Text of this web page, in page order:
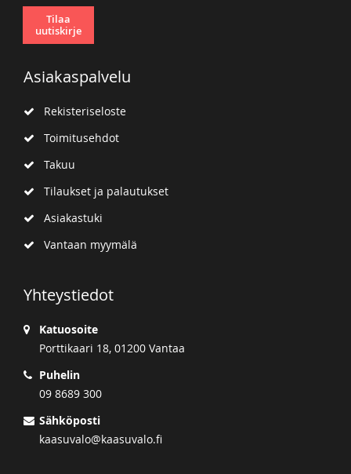
Tilaa
uutiskirje
Asiakaspalvelu
Rekisteriseloste
Toimitusehdot
Takuu
Tilaukset ja palautukset
Asiakastuki
Vantaan myymälä
Yhteystiedot
Katuosoite
Porttikaari 18, 01200 Vantaa
Puhelin
09 8689 300
Sähköposti
kaasuvalo@kaasuvalo.fi